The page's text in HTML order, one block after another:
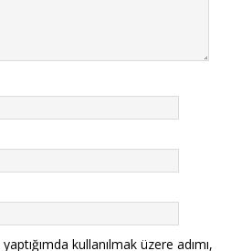
kullanılmak üzere adımı,